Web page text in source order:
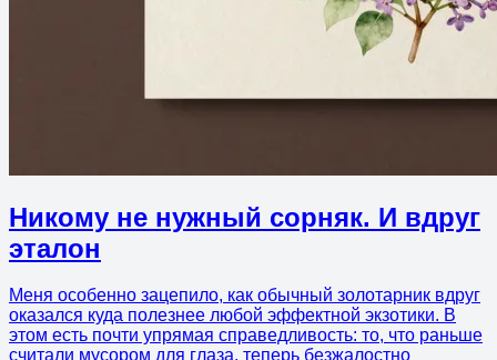
Никому не нужный сорняк. И вдруг
эталон
Меня особенно зацепило, как обычный золотарник вдруг
оказался куда полезнее любой эффектной экзотики. В
этом есть почти упрямая справедливость: то, что раньше
считали мусором для глаза, теперь безжалостно